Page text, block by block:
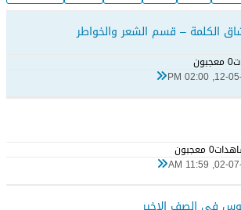
الكلمة – قسم الشعر والخواطر
0 معجبون
12-05-
0 معجبون
02-07-